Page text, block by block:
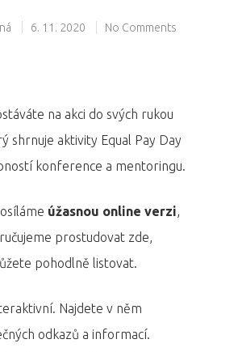
6. 11. 2020 No Comments
na akci do svých rukou
shrnuje aktivity Equal Pay Day
konference a mentoringu.
úžasnou online verzi,
prostudovat zde,
pohodlně listovat.
Najdete v něm
odkazů a informací.